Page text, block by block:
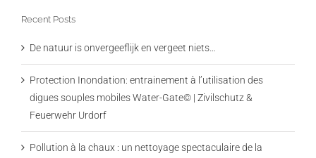
Recent Posts
De natuur is onvergeeflijk en vergeet niets…
Protection Inondation: entrainement à l’utilisation des
digues souples mobiles Water-Gate© | Zivilschutz &
Feuerwehr Urdorf
Pollution à la chaux : un nettoyage spectaculaire de la